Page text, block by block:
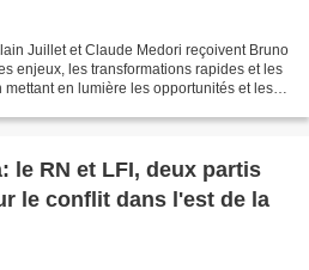
Juillet et Claude Medori reçoivent Bruno
enjeux, les transformations rapides et les
mettant en lumière les opportunités et les
le RN et LFI, deux partis
le conflit dans l'est de la